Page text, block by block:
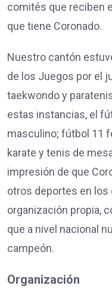
comités que reciben
que tiene Coronado.
Nuestro cantón
de los Juegos por el
taekwondo y
estas instancias, el
masculino; fútbol 11
karate y tenis de
impresión de que
otros deportes en los
organización propia,
que a nivel nacional
campeón.
Organización